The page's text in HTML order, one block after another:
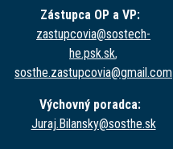
Zástupca OP a VP:
zastupcovia@sostech-
he.psk.sk,
sosthe.zastupcovia@gmail.com
Výchovný poradca:
Juraj.Bilansky@sosthe.sk